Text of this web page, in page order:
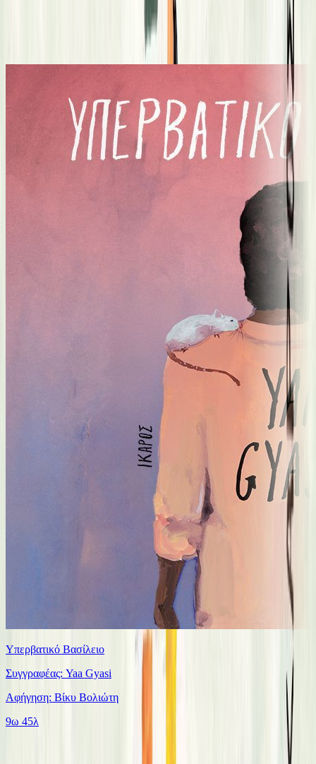
Υπερβατικό Βασίλειο
Συγγραφέας: Yaa Gyasi
Αφήγηση: Βίκυ Βολιώτη
9ω 45λ